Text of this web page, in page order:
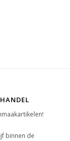
binnen de